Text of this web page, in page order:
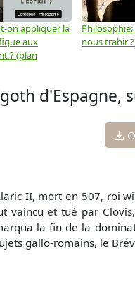
on appliquer la
aux
? (plan
nous trahir
d'Espagne,
II, mort en 507, roi
vaincu et tué par
la fin de la
gallo-romains, le